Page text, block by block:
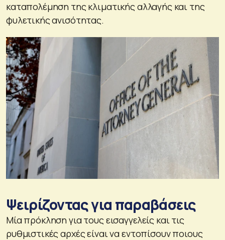
καταπολέμηση της κλιματικής αλλαγής και της
φυλετικής ανισότητας.
Ψειρίζοντας για παραβάσεις
Μία πρόκληση για τους εισαγγελείς και τις
ρυθμιστικές αρχές είναι να εντοπίσουν ποιους